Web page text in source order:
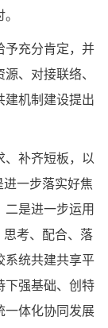
予充分肯定，并
、对接联络、
建机制建设提出
、补齐短板，以
进一步落实好焦
是进一步运用
思考、配合、落
系统共建共享平
下强基础、创特
一体化协同发展